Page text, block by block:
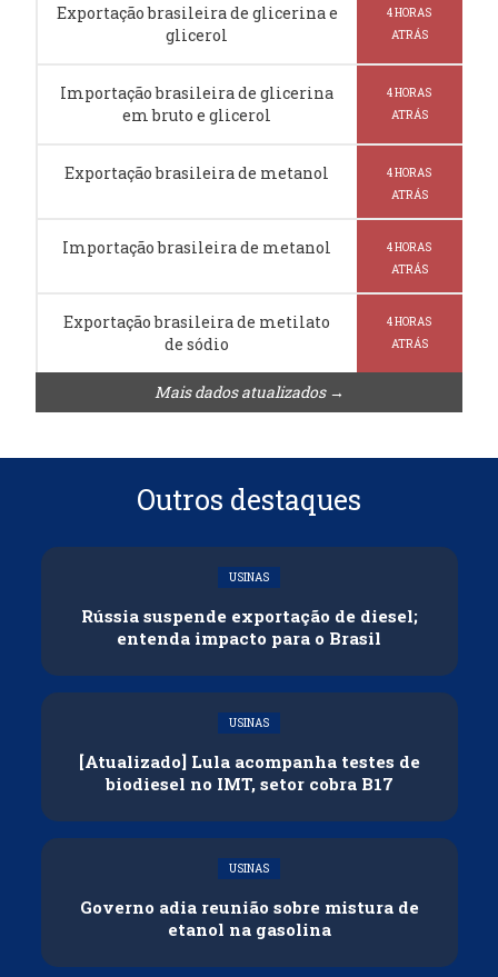
Exportação brasileira de glicerina e
glicerol
4 HORAS
ATRÁS
Importação brasileira de glicerina
em bruto e glicerol
4 HORAS
ATRÁS
Exportação brasileira de metanol
4 HORAS
ATRÁS
Importação brasileira de metanol
4 HORAS
ATRÁS
Exportação brasileira de metilato
de sódio
4 HORAS
ATRÁS
Mais dados atualizados →
Outros destaques
USINAS
Rússia suspende exportação de diesel;
entenda impacto para o Brasil
USINAS
[Atualizado] Lula acompanha testes de
biodiesel no IMT, setor cobra B17
USINAS
Governo adia reunião sobre mistura de
etanol na gasolina